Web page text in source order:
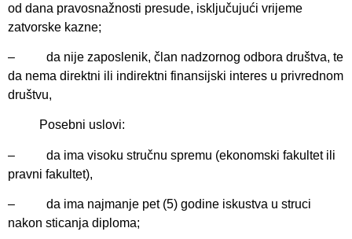
od dana pravosnažnosti presude, isključujući vrijeme
zatvorske kazne;
– da nije zaposlenik, član nadzornog odbora društva, te
da nema direktni ili indirektni finansijski interes u privrednom
društvu,
Posebni uslovi:
– da ima visoku stručnu spremu (ekonomski fakultet ili
pravni fakultet),
– da ima najmanje pet (5) godine iskustva u struci
nakon sticanja diploma;